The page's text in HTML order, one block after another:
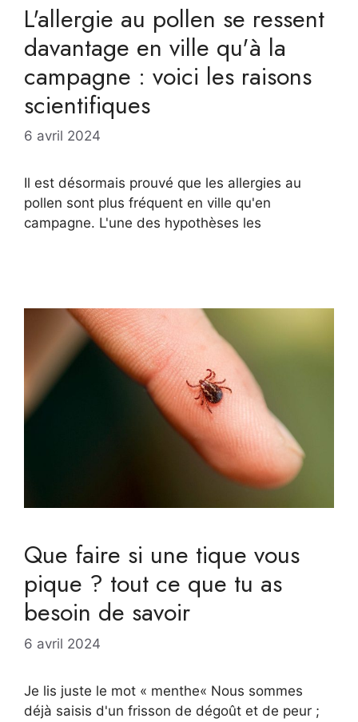
L'allergie au pollen se ressent
davantage en ville qu'à la
campagne : voici les raisons
scientifiques
6 avril 2024
Il est désormais prouvé que les allergies au
pollen sont plus fréquent en ville qu'en
campagne. L'une des hypothèses les
Que faire si une tique vous
pique ? tout ce que tu as
besoin de savoir
6 avril 2024
Je lis juste le mot « menthe« Nous sommes
déjà saisis d'un frisson de dégoût et de peur ;